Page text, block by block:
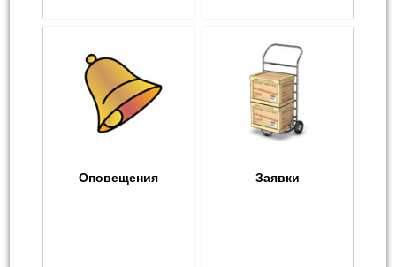
Оповещения Заявки